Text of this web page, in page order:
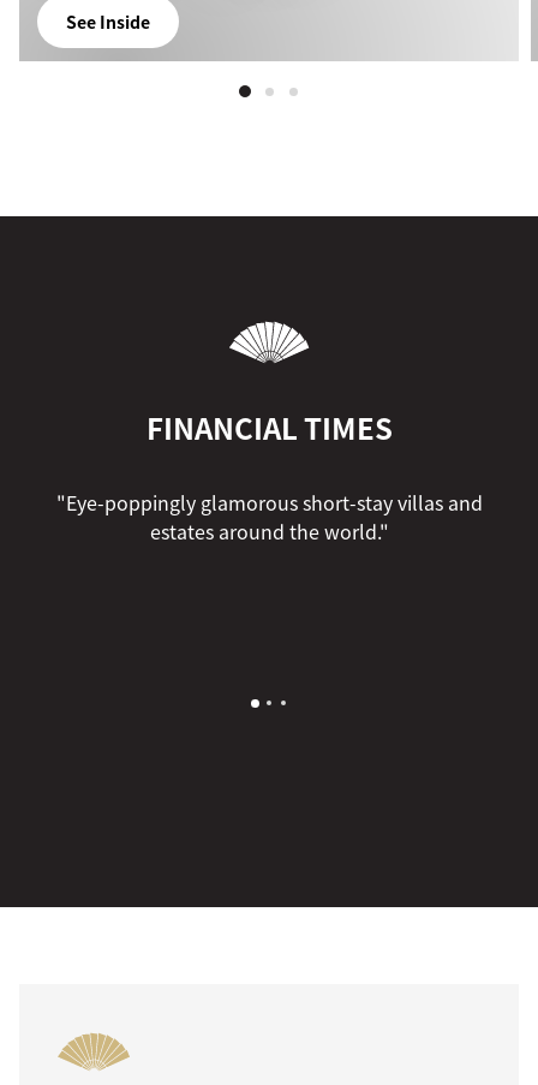
See Inside
FINANCIAL TIMES
"Eye-poppingly glamorous short-stay villas and
estates around the world."